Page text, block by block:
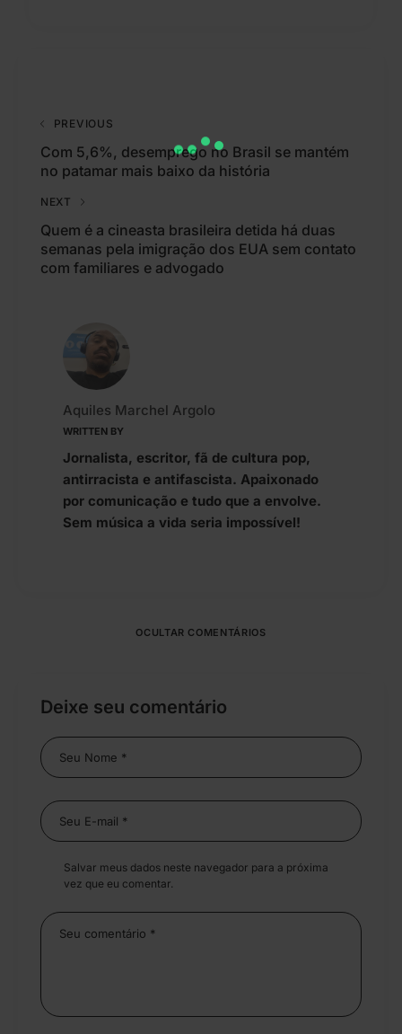
PREVIOUS
Com 5,6%, desemprego no Brasil se mantém
no patamar mais baixo da história
NEXT
Quem é a cineasta brasileira detida há duas
semanas pela imigração dos EUA sem contato
com familiares e advogado
WRITTEN BY
Aquiles Marchel Argolo
Jornalista, escritor, fã de cultura pop,
antirracista e antifascista. Apaixonado
por comunicação e tudo que a envolve.
Sem música a vida seria impossível!
OCULTAR COMENTÁRIOS
Deixe seu comentário
Salvar meus dados neste navegador para a próxima
vez que eu comentar.